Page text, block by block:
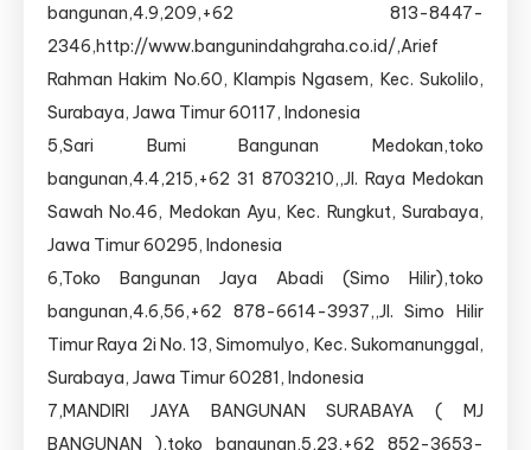
bangunan,4.9,209,+62 813-8447-
2346,http://www.bangunindahgraha.co.id/,Arief
Rahman Hakim No.60, Klampis Ngasem, Kec. Sukolilo,
Surabaya, Jawa Timur 60117, Indonesia
5,Sari Bumi Bangunan Medokan,toko
bangunan,4.4,215,+62 31 8703210,,Jl. Raya Medokan
Sawah No.46, Medokan Ayu, Kec. Rungkut, Surabaya,
Jawa Timur 60295, Indonesia
6,Toko Bangunan Jaya Abadi (Simo Hilir),toko
bangunan,4.6,56,+62 878-6614-3937,,Jl. Simo Hilir
Timur Raya 2i No. 13, Simomulyo, Kec. Sukomanunggal,
Surabaya, Jawa Timur 60281, Indonesia
7,MANDIRI JAYA BANGUNAN SURABAYA ( MJ
BANGUNAN ),toko bangunan,5,23,+62 852-3653-